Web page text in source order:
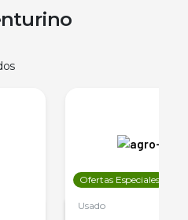
Ofertas Especiales
Usado